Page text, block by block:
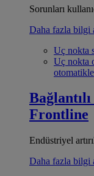
Sorunları
Daha fazla bilgi
Uç nokta
Uç nokta
Bağlantılı
Frontline
Endüstriyel
Daha fazla bilgi